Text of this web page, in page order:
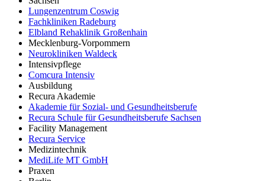
Lungenzentrum Coswig
Fachkliniken Radeburg
Elbland Rehaklinik Großenhain
Mecklenburg-Vorpommern
Neurokliniken Waldeck
Intensivpflege
Comcura Intensiv
Ausbildung
Recura Akademie
Akademie für Sozial- und Gesundheitsberufe
Recura Schule für Gesundheitsberufe Sachsen
Facility Management
Recura Service
Medizintechnik
MediLife MT GmbH
Praxen